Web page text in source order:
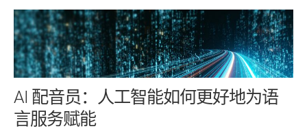
AI 配音员：人工智能如何更好地为语
言服务赋能